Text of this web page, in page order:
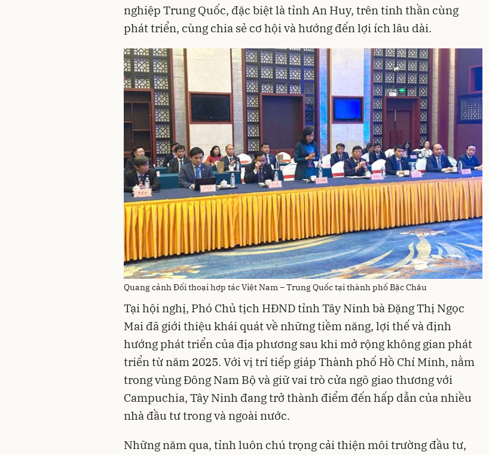
nghiệp Trung Quốc, đặc biệt là tỉnh An Huy, trên tinh thần cùng
phát triển, cùng chia sẻ cơ hội và hướng đến lợi ích lâu dài.
Quang cảnh Đối thoại hợp tác Việt Nam – Trung Quốc tại thành phố Bặc Châu
Tại hội nghị, Phó Chủ tịch HĐND tỉnh Tây Ninh bà Đặng Thị Ngọc
Mai đã giới thiệu khái quát về những tiềm năng, lợi thế và định
hướng phát triển của địa phương sau khi mở rộng không gian phát
triển từ năm 2025. Với vị trí tiếp giáp Thành phố Hồ Chí Minh, nằm
trong vùng Đông Nam Bộ và giữ vai trò cửa ngõ giao thương với
Campuchia, Tây Ninh đang trở thành điểm đến hấp dẫn của nhiều
nhà đầu tư trong và ngoài nước.
Những năm qua, tỉnh luôn chú trọng cải thiện môi trường đầu tư,